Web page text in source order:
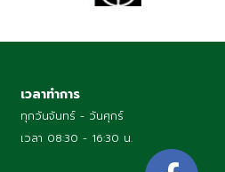
เวลาทำการ
ทุกวันจันทร์ - วันศุกร์
เวลา 08:30 - 16:30 น.